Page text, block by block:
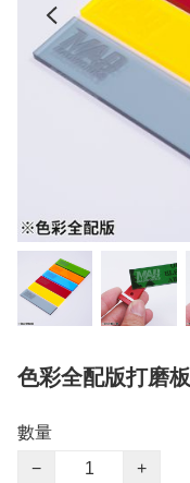
色彩全配版打磨板
數量
−
+